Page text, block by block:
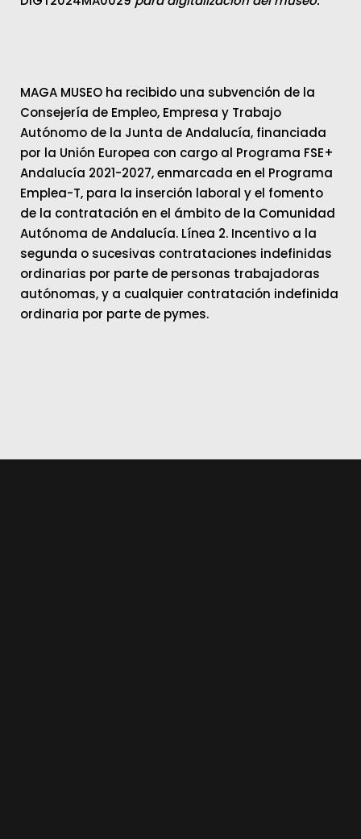
MAGA MUSEO ha recibido una subvención de la
Consejería de Empleo, Empresa y Trabajo
Autónomo de la Junta de Andalucía, financiada
por la Unión Europea con cargo al Programa FSE+
Andalucía 2021-2027, enmarcada en el Programa
Emplea-T, para la inserción laboral y el fomento
de la contratación en el ámbito de la Comunidad
Autónoma de Andalucía. Línea 2. Incentivo a la
segunda o sucesivas contrataciones indefinidas
ordinarias por parte de personas trabajadoras
autónomas, y a cualquier contratación indefinida
ordinaria por parte de pymes.